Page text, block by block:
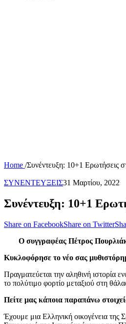
Home /Συνέντευξη: 10+1 Ερωτήσεις
ΣΥΝΕΝΤΕΥΞΕΙΣ31 Μαρτίου, 2022
Συνέντευξη: 10+1
Share on FacebookShare on Twitter
Ο συγγραφέας Πέτρος
Κυκλοφόρησε το νέο σας
Πραγματεύεται την αληθινή ιστορία
το πολύτιμο φορτίο μεταξιού στη
Πείτε μας κάποια παραπάνω
Έχουμε μια Ελληνική οικογένεια της